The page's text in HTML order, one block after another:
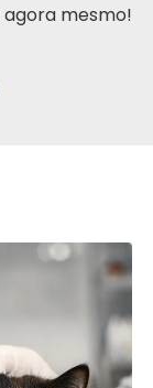
mesmo!